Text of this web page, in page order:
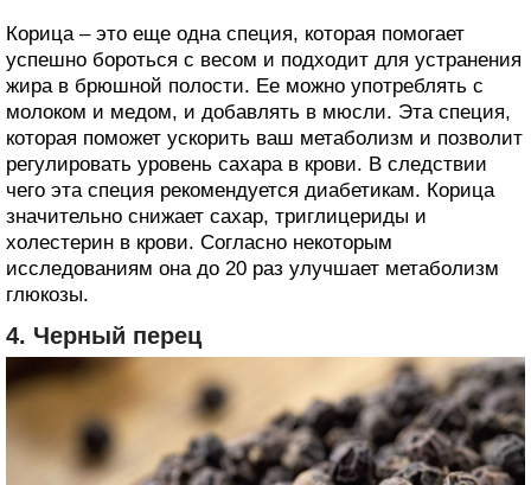
Корица – это еще одна специя, которая помогает
успешно бороться с весом и подходит для устранения
жира в брюшной полости. Ее можно употреблять с
молоком и медом, и добавлять в мюсли. Эта специя,
которая поможет ускорить ваш метаболизм и позволит
регулировать уровень сахара в крови. В следствии
чего эта специя рекомендуется диабетикам. Корица
значительно снижает сахар, триглицериды и
холестерин в крови. Согласно некоторым
исследованиям она до 20 раз улучшает метаболизм
глюкозы.
4. Черный перец